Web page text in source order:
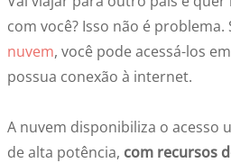
com você? Isso não é problema.
nuvem, você pode acessá-los
possua conexão à internet.
A nuvem disponibiliza o acesso
de alta potência, com recursos